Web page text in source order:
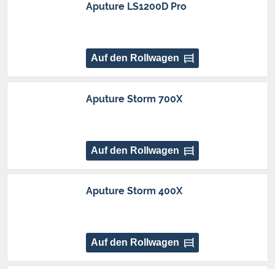
Aputure LS1200D Pro
Auf den Rollwagen
Aputure Storm 700X
Auf den Rollwagen
Aputure Storm 400X
Auf den Rollwagen